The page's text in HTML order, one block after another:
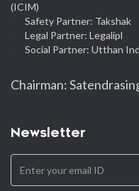
(ICIM)
Safety Partner: Takshak
Legal Partner: Legalipl
Social Partner: Utthan
Chairman:
Newsletter